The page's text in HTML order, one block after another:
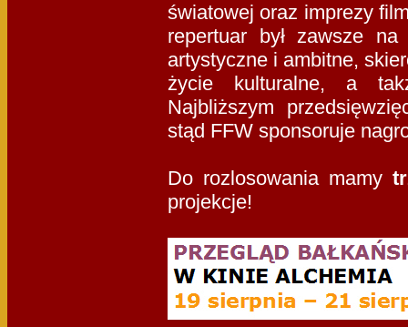
światowej oraz imprezy
repertuar był zawsze
artystyczne i ambitne,
życie kulturalne, a
Najbliższym
stąd FFW sponsoruje
Do rozlosowania mamy
projekcje!